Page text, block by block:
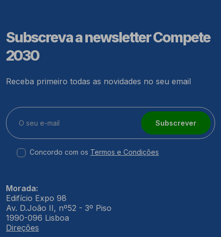
Subscreva a newsletter Compete
2030
Receba primeiro todas as novidades no seu email
Subscrever
Concordo com os Termos e Condições
Morada:
Edifício Expo 98
Av. D.João II, nº52 - 3º Piso
1990-096 Lisboa
Direções